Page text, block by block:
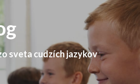
sveta cudzích jazykov